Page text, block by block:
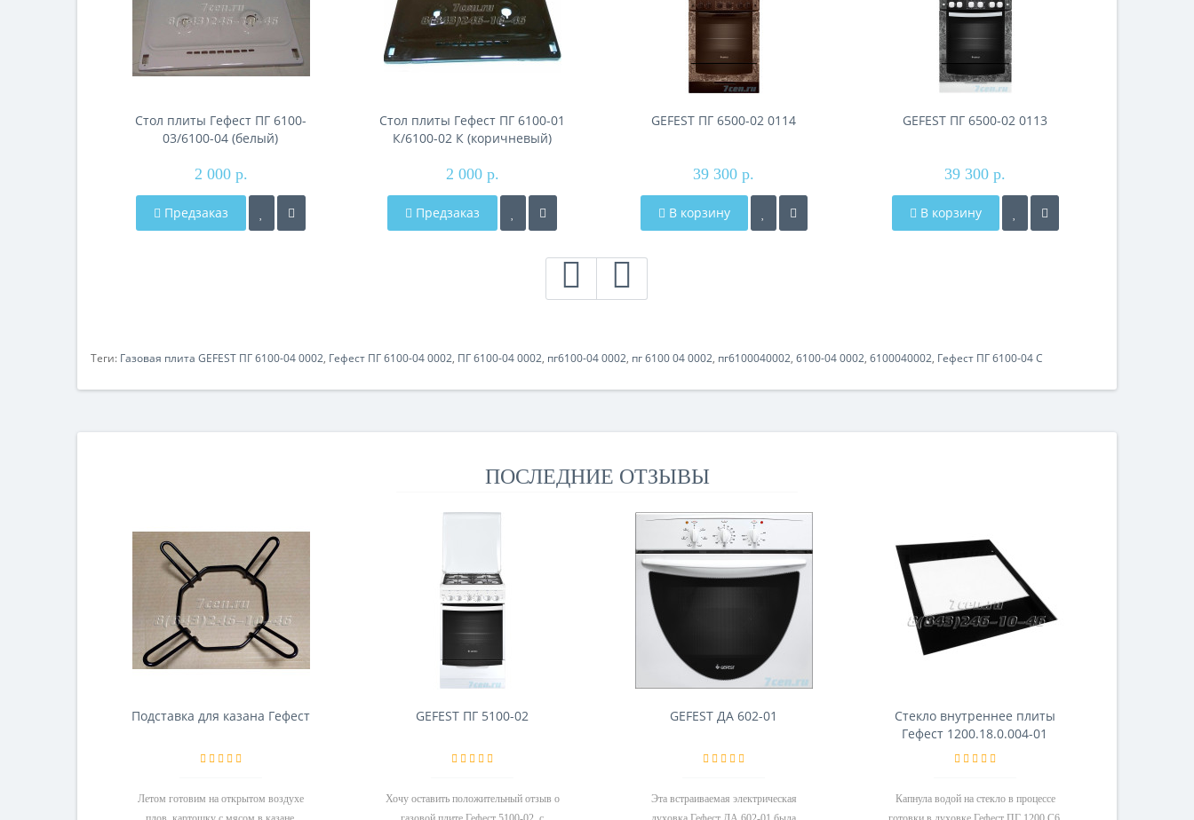
Стол плиты Гефест ПГ 6100-
03/6100-04 (белый)
2 000 р.
Предзаказ
Стол плиты Гефест ПГ 6100-01
К/6100-02 К (коричневый)
2 000 р.
Предзаказ
GEFEST ПГ 6500-02 0114
39 300 р.
В корзину
GEFEST ПГ 6500-02 0113
39 300 р.
В корзину
Теги: Газовая плита GEFEST ПГ 6100-04 0002, Гефест ПГ 6100-04 0002, ПГ 6100-04 0002, пг6100-04 0002, пг 6100 04 0002, пг6100040002, 6100-04 0002, 6100040002, Гефест ПГ 6100-04 С
ПОСЛЕДНИЕ ОТЗЫВЫ
Подставка для казана Гефест
Летом готовим на открытом воздухе
GEFEST ПГ 5100-02
Хочу оставить положительный отзыв о
GEFEST ДА 602-01
Эта встраиваемая электрическая
Стекло внутреннее плиты
Гефест 1200.18.0.004-01
Капнула водой на стекло в процессе